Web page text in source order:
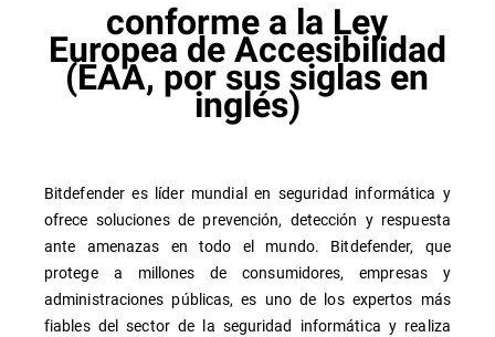
conforme a la Ley
Europea de Accesibilidad
(EAA, por sus siglas en
inglés)
Bitdefender es líder mundial en seguridad informática y
ofrece soluciones de prevención, detección y respuesta
ante amenazas en todo el mundo. Bitdefender, que
protege a millones de consumidores, empresas y
administraciones públicas, es uno de los expertos más
fiables del sector de la seguridad informática y realiza